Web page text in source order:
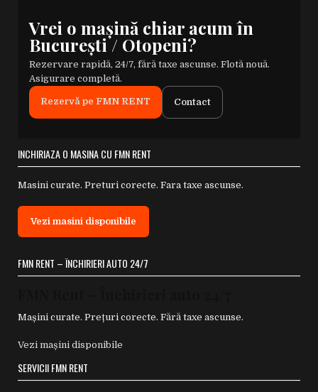
Vrei o mașină chiar acum în
București / Otopeni?
Rezervare rapidă, 24/7, fără taxe ascunse. Flotă nouă.
Asigurare completă.
Rezervă pe FMN RENT Contact
INCHIRIAZA O MASINA CU FMN RENT
Masini curate. Preturi corecte. Fara taxe ascunse.
Vezi masini disponibile
FMN RENT – ÎNCHIRIERI AUTO 24/7
Mașini curate. Prețuri corecte. Fără taxe ascunse.
Vezi mașini disponibile
SERVICII FMN RENT